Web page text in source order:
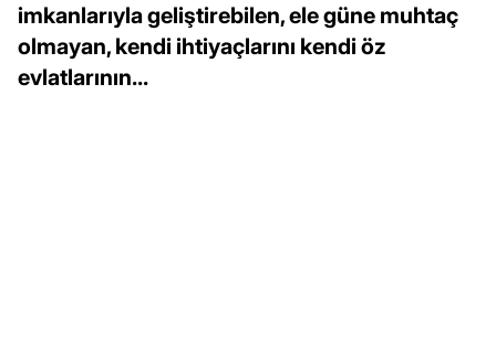
imkanlarıyla geliştirebilen, ele güne muhtaç
olmayan, kendi ihtiyaçlarını kendi öz
evlatlarının...